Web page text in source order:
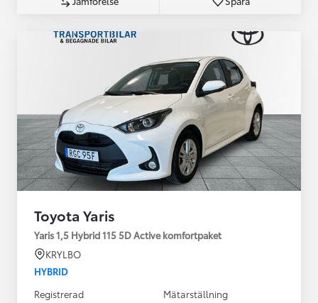
Toyota Yaris
Yaris 1,5 Hybrid 115 5D Active komfortpaket
KRYLBO
HYBRID
Registrerad
Mätarställning